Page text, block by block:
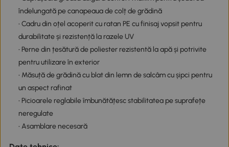
îndelungată pe canapeaua de colț de grădină
• Cadru din oțel acoperit cu ratan PE cu finisaj vopsit pentru
durabilitate și rezistență la razele UV
• Perne din țesătură de poliester rezistentă la apă și potrivite
pentru utilizare în exterior
• Măsuță de grădină cu blat din lemn de salcâm cu șipci pentru
un aspect rafinat
• Picioarele reglabile îmbunătățesc stabilitatea pe suprafețe
neregulate
• Asamblare necesară